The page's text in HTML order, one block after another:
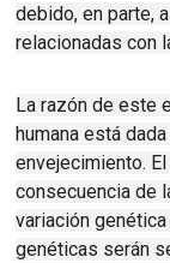
debido, en parte,
relacionadas con
La razón de este
humana está
envejecimiento.
consecuencia de
variación
genéticas serán